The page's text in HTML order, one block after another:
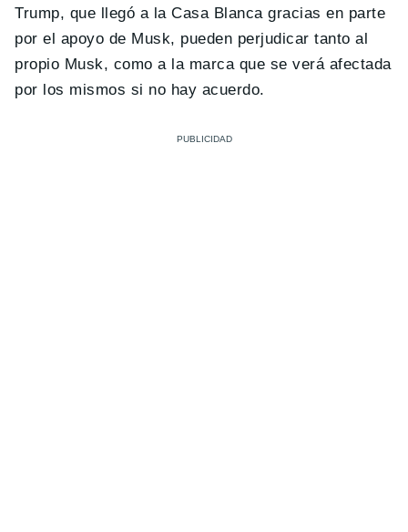
Trump, que llegó a la Casa Blanca gracias en parte
por el apoyo de Musk, pueden perjudicar tanto al
propio Musk, como a la marca que se verá afectada
por los mismos si no hay acuerdo.